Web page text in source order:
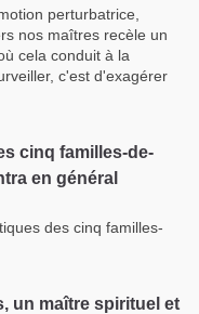
perturbatrice,
nos maîtres recèle un
cela conduit à la
c'est d'exagérer
cinq familles-de-
en général
des cinq familles-
un maître spirituel et